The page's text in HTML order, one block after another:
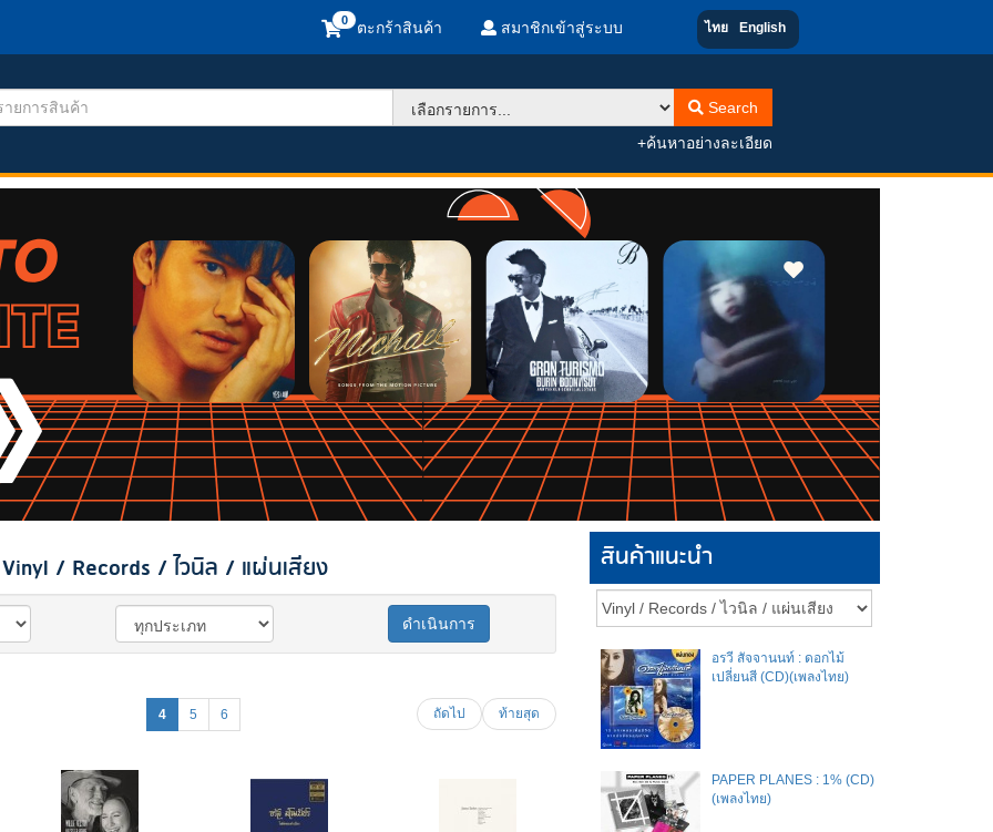
ตะกร้าสินค้า สมาชิกเข้าสู่ระบบ ไทย English
Search
+ค้นหาอย่างละเอียด
/ Records / ไวนิล / แผ่นเสียง
ดำเนินการ
4 5 6 ถัดไป ท้ายสุด
สินค้าแนะนำ
อรวี สัจจานนท์ : ดอกไม้
เปลี่ยนสี (CD)(เพลงไทย)
PAPER PLANES : 1% (CD)
(เพลงไทย)